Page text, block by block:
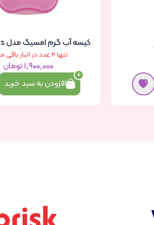
کیسه آب گرم امسیگ مدل HB166 Plus
تنها 2 عدد در انبار باقی مانده
۱٬۹۰۰٬۰۰۰ تومان
افزودن به سبد خرید